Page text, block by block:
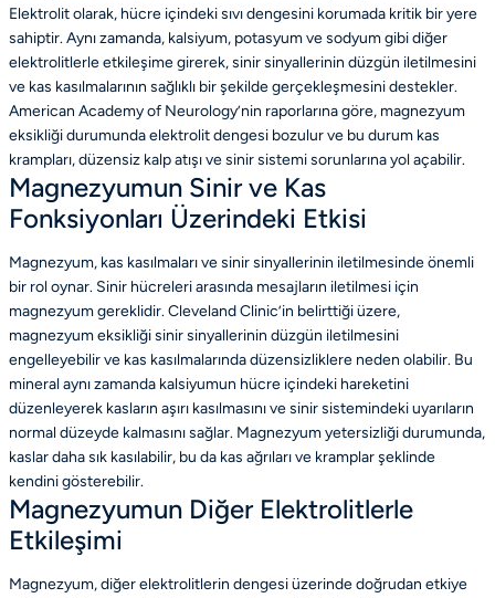
Elektrolit olarak, hücre içindeki sıvı dengesini korumada kritik bir yere
sahiptir. Aynı zamanda, kalsiyum, potasyum ve sodyum gibi diğer
elektrolitlerle etkileşime girerek, sinir sinyallerinin düzgün iletilmesini
ve kas kasılmalarının sağlıklı bir şekilde gerçekleşmesini destekler.
American Academy of Neurology’nin raporlarına göre, magnezyum
eksikliği durumunda elektrolit dengesi bozulur ve bu durum kas
krampları, düzensiz kalp atışı ve sinir sistemi sorunlarına yol açabilir.
Magnezyumun Sinir ve Kas
Fonksiyonları Üzerindeki Etkisi
Magnezyum, kas kasılmaları ve sinir sinyallerinin iletilmesinde önemli
bir rol oynar. Sinir hücreleri arasında mesajların iletilmesi için
magnezyum gereklidir. Cleveland Clinic’in belirttiği üzere,
magnezyum eksikliği sinir sinyallerinin düzgün iletilmesini
engelleyebilir ve kas kasılmalarında düzensizliklere neden olabilir. Bu
mineral aynı zamanda kalsiyumun hücre içindeki hareketini
düzenleyerek kasların aşırı kasılmasını ve sinir sistemindeki uyarıların
normal düzeyde kalmasını sağlar. Magnezyum yetersizliği durumunda,
kaslar daha sık kasılabilir, bu da kas ağrıları ve kramplar şeklinde
kendini gösterebilir.
Magnezyumun Diğer Elektrolitlerle
Etkileşimi
Magnezyum, diğer elektrolitlerin dengesi üzerinde doğrudan etkiye